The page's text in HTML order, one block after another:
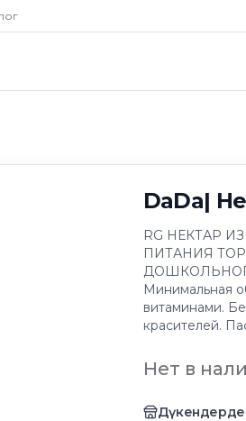
DaDa|
RG НЕКТАР
ПИТАНИЯ
Минимальная
витаминами.
красителей.
Нет в
Дүкендерде